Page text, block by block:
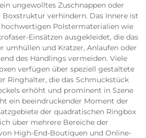
ungewolltes Zuschnappen oder
verhindern. Das Innere ist
Polstermaterialien wie
Einsätzen ausgekleidet, die das
umhüllen und Kratzer, Anlaufen oder
des Handlings vermeiden. Viele
verfügen über speziell gestaltete
Ringhalter, die das Schmuckstück
erhöht und prominent in Szene
ein beeindruckender Moment der
der quadratischen Ringbox
über mehrere Bereiche der
High-End-Boutiquen und Online-